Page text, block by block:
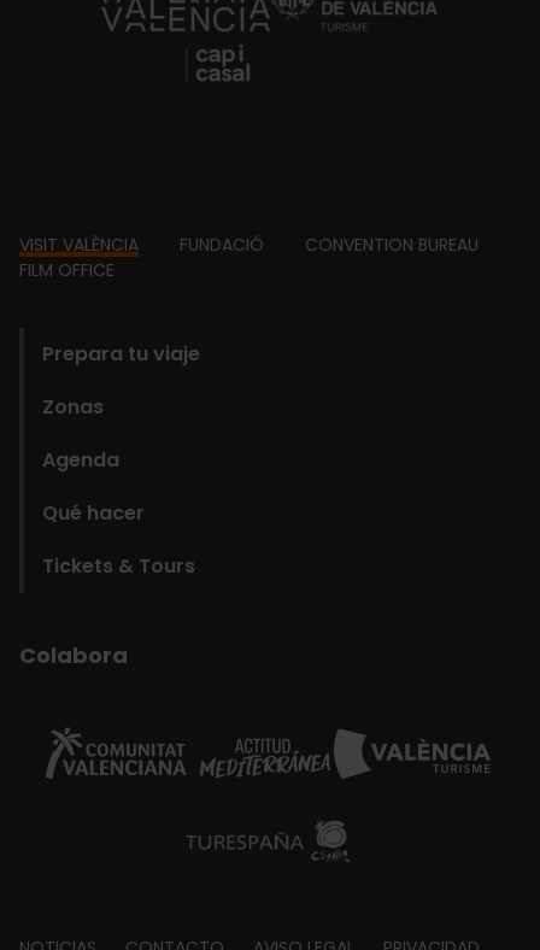
https://fundacion.visitvalencia.com/
Footer
VISIT VALÈNCIA FUNDACIÓ
CONVENTION BUREAU
FILM OFFICE
Prepara tu viaje
Zonas
Agenda
Qué hacer
Tickets & Tours
Colabora